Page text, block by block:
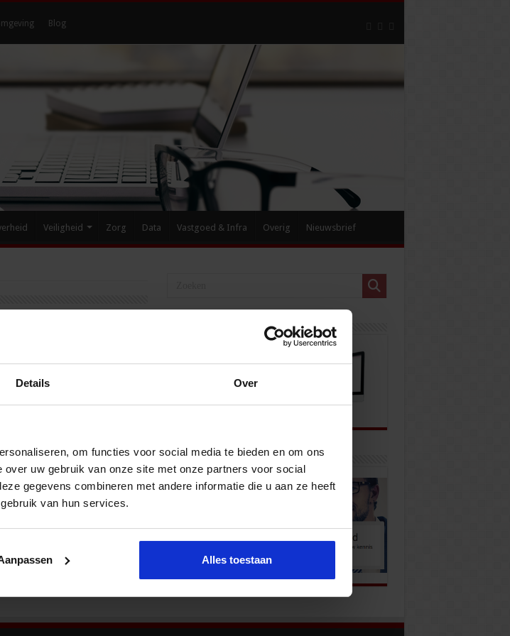
Details Over
om functies voor social media te bieden en om ons
uw gebruik van onze site met onze partners voor social
gegevens combineren met andere informatie die u aan ze heeft
van hun services.
Alles toestaan
Blog
Veiligheid Zorg Data Vastgoed & Infra Overig Nieuwsbrief
jouw
nodig is. Je
stikstofuitstoot of de
is complex en
jouw bouwprojecten
tijd én geld, dus dat wil je
dan ook om een AERIUS-
Bekijk onze opleidingen